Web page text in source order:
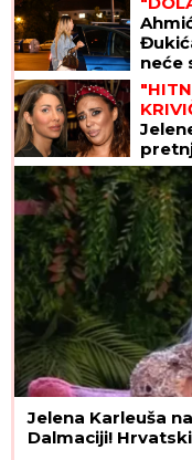
neće
"To
Jelena Karleuša
Dalmaciji!